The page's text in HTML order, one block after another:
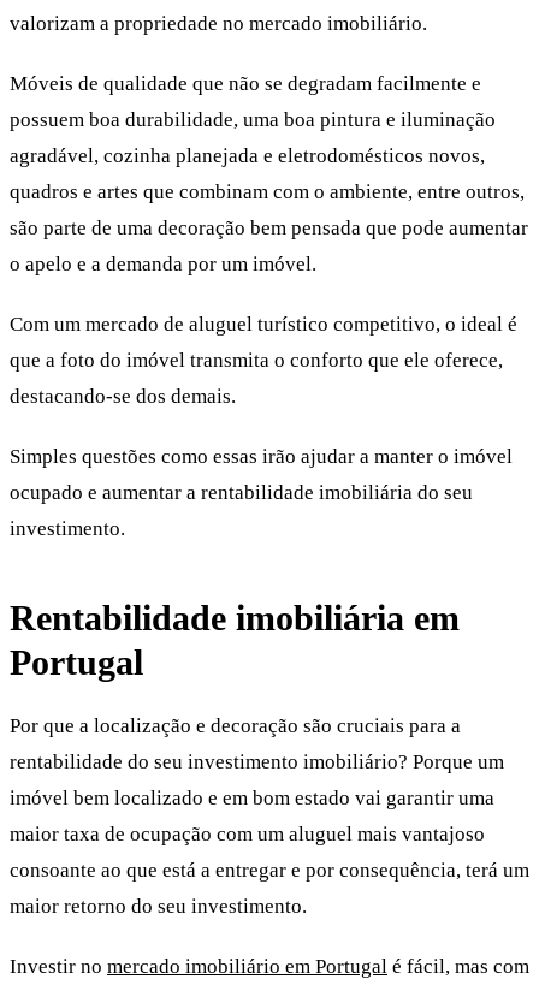
valorizam a propriedade no mercado imobiliário.
Móveis de qualidade que não se degradam facilmente e
possuem boa durabilidade, uma boa pintura e iluminação
agradável, cozinha planejada e eletrodomésticos novos,
quadros e artes que combinam com o ambiente, entre outros,
são parte de uma decoração bem pensada que pode aumentar
o apelo e a demanda por um imóvel.
Com um mercado de aluguel turístico competitivo, o ideal é
que a foto do imóvel transmita o conforto que ele oferece,
destacando-se dos demais.
Simples questões como essas irão ajudar a manter o imóvel
ocupado e aumentar a rentabilidade imobiliária do seu
investimento.
Rentabilidade imobiliária em
Portugal
Por que a localização e decoração são cruciais para a
rentabilidade do seu investimento imobiliário? Porque um
imóvel bem localizado e em bom estado vai garantir uma
maior taxa de ocupação com um aluguel mais vantajoso
consoante ao que está a entregar e por consequência, terá um
maior retorno do seu investimento.
Investir no mercado imobiliário em Portugal é fácil, mas com